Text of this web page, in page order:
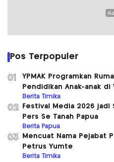
Pos Terpopuler
01
YPMAK Programkan
Pendidikan Anak-anak di
Berita Timika
02
Festival Media 2026 jadi
Pers Se Tanah Papua
Berita Papua
03
Mencuat Nama Pejabat
Petrus Yumte
Berita Timika